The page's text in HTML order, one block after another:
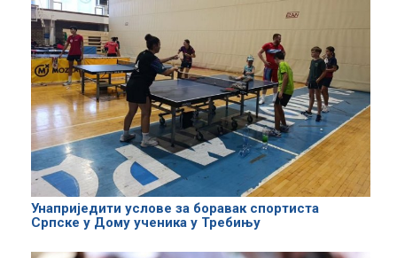
Унаприједити услове за боравак спортиста
Српске у Дому ученика у Требињу